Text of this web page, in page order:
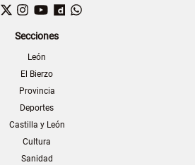
Facebook
TwitterInstagram
YouTubeDailymotion
Secciones
León
El Bierzo
Provincia
Deportes
Castilla y León
Cultura
Sanidad